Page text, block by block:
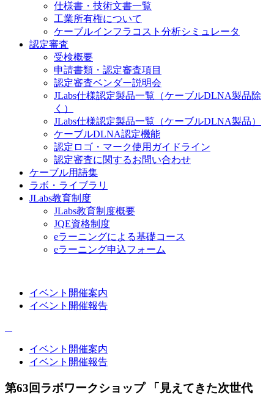
仕様書・技術文書一覧
工業所有権について
ケーブルインフラコスト分析シミュレータ
認定審査
受検概要
申請書類・認定審査項目
認定審査ベンダー説明会
JLabs仕様認定製品一覧（ケーブルDLNA製品除
く）
JLabs仕様認定製品一覧（ケーブルDLNA製品）
ケーブルDLNA認定機能
認定ロゴ・マーク使用ガイドライン
認定審査に関するお問い合わせ
ケーブル用語集
ラボ・ライブラリ
JLabs教育制度
JLabs教育制度概要
JQE資格制度
eラーニングによる基礎コース
eラーニング申込フォーム
イベント開催案内
イベント開催報告
イベント開催案内
イベント開催報告
第63回ラボワークショップ 「見えてきた次世代